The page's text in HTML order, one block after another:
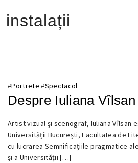
instalații
#Portrete #Spectacol
Despre Iuliana Vîlsan
11
NOIEMBRIE
2018
Artist vizual și scenograf, Iuliana Vîlsan
Universității București, Facultatea de
cu lucrarea Semnificațiile pragmatice
și a Universității […]